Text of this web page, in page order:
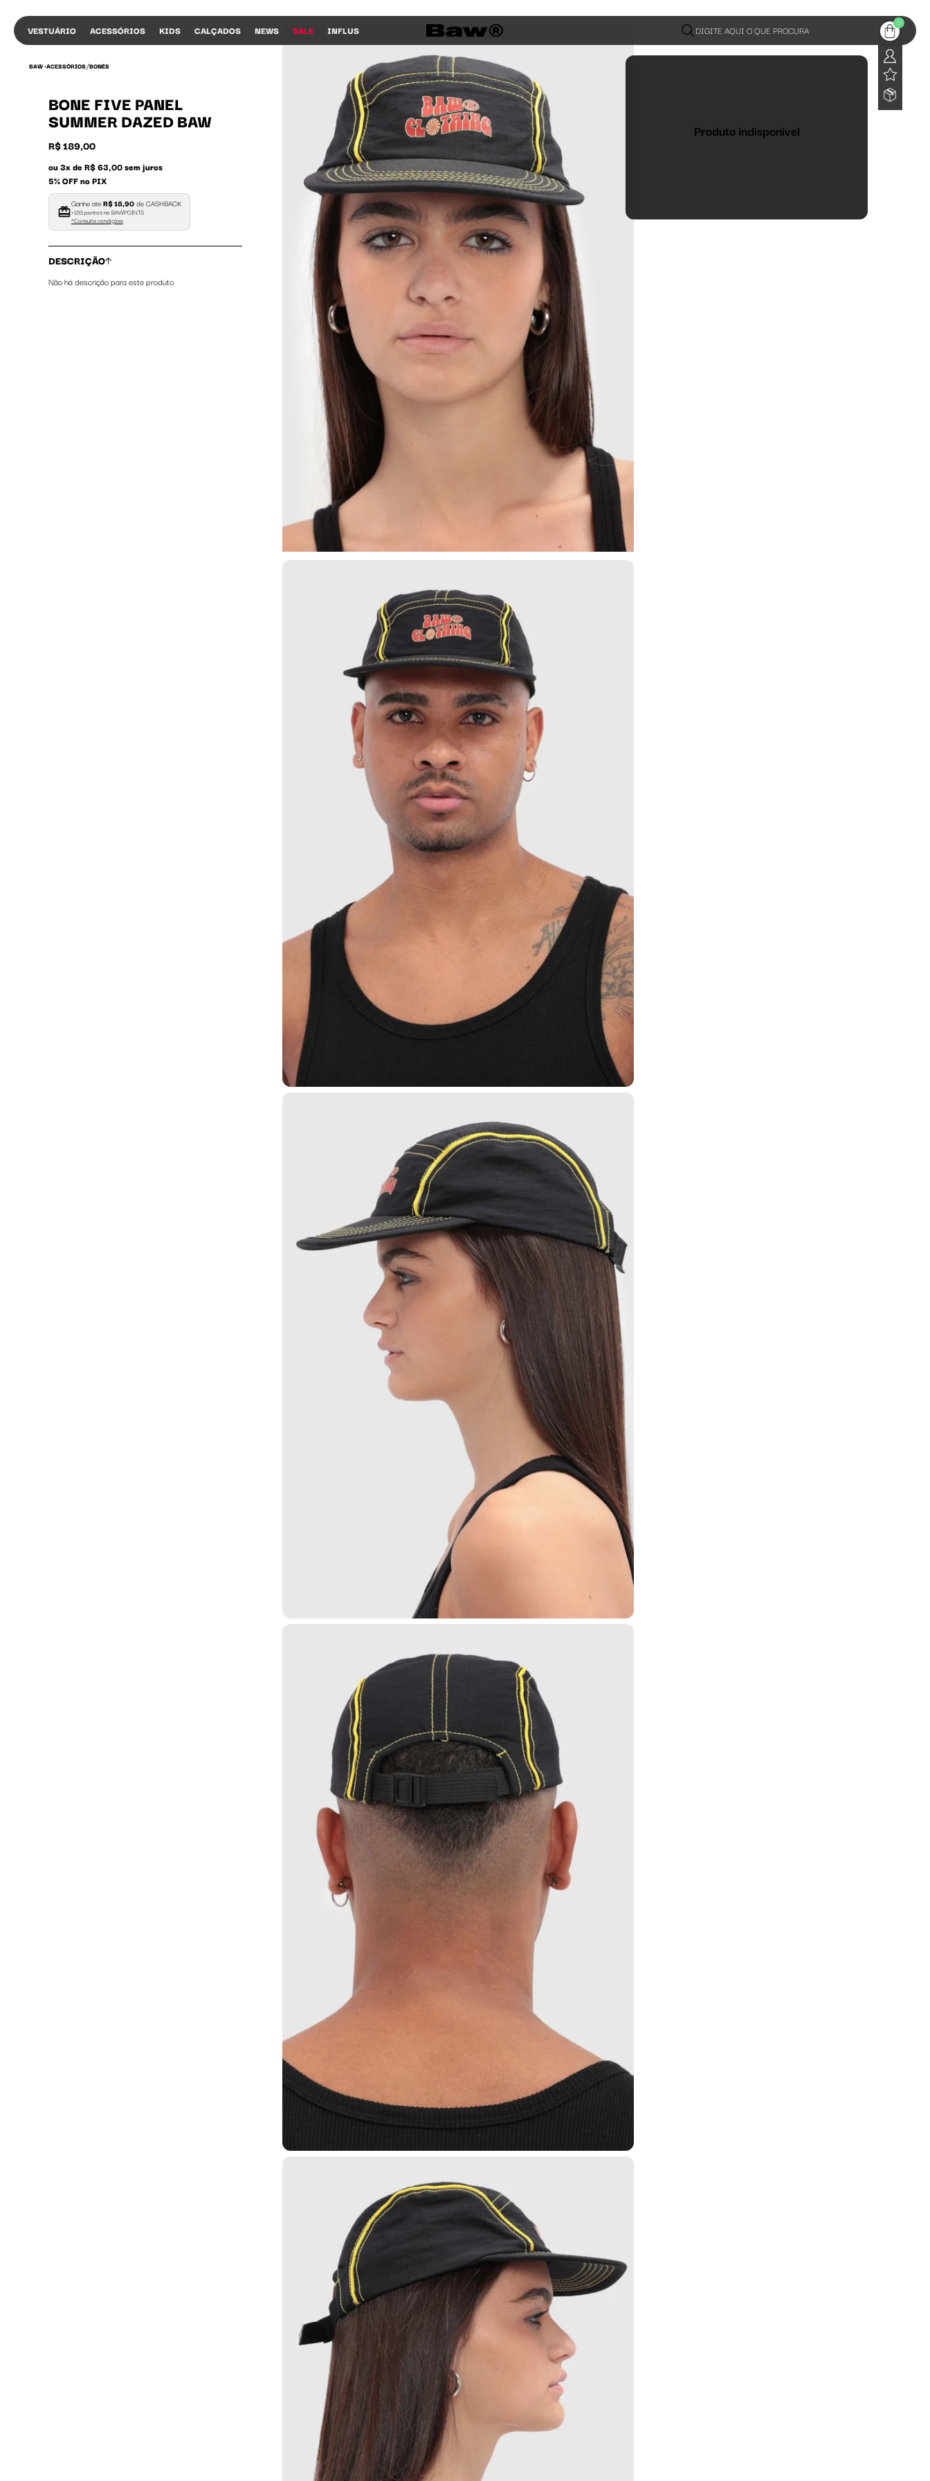
VESTUÁRIO ACESSÓRIOS KIDS CALÇADOS NEWS SALE INFLUS DIGITE AQUI O QUE PROCURA
0
BAW •ACESSÓRIOS/BONÉS
BONE FIVE PANEL
SUMMER DAZED BAW
R$ 189,00
ou 3x de R$ 63,00 sem juros
5% OFF no PIX
Ganhe atéR$ 18,90de CASHBACK
+189 pontos no BAWPOINTS
*Consulte condições
DESCRIÇÃO
Não há descrição para este produto
Produto indisponivel